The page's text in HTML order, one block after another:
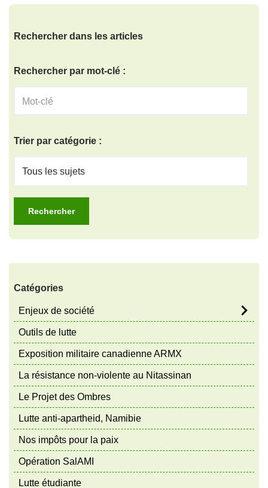
Rechercher dans les articles
Rechercher par mot-clé :
Trier par catégorie :
Catégories
Enjeux de société
Outils de lutte
Exposition militaire canadienne ARMX
La résistance non-violente au Nitassinan
Le Projet des Ombres
Lutte anti-apartheid, Namibie
Nos impôts pour la paix
Opération SalAMI
Lutte étudiante